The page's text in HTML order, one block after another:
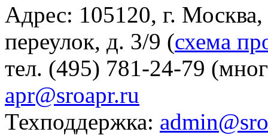
Адрес: 105120, г.
переулок, д. 3/9 (схема
тел. (495) 781-24-79
apr@sroapr.ru
Техподдержка: